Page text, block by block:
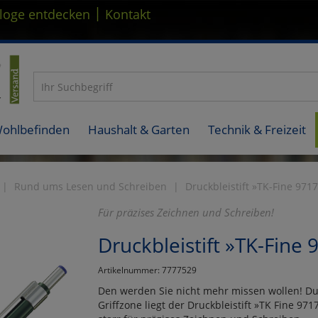
entdecken | Kontakt
Haushalt & Garten Technik & Freizeit
Rund ums Lesen und Schreiben Druckbleistift »TK-Fine
Für präzises Zeichnen und Schreiben!
Druckbleistift »TK-Fine
Artikelnummer: 7777529
Den werden Sie nicht mehr missen wollen!
Griffzone liegt der Druckbleistift »TK Fine